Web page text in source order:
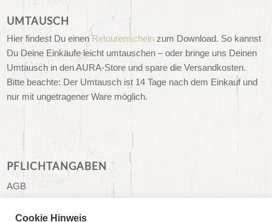
UMTAUSCH
Hier findest Du einen Retourenschein zum Download. So kannst
Du Deine Einkäufe leicht umtauschen – oder bringe uns Deinen
Umtausch in den AURA-Store und spare die Versandkosten.
Bitte beachte: Der Umtausch ist 14 Tage nach dem Einkauf und
nur mit ungetragener Ware möglich.
PFLICHTANGABEN
AGB
Cookie Hinweis